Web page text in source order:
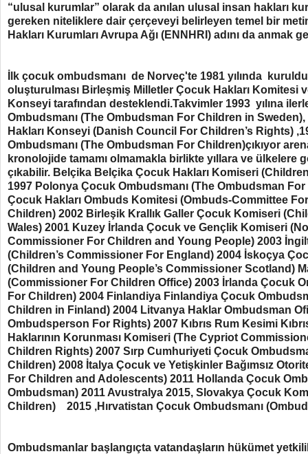
“ulusal kurumlar” olarak da anılan ulusal insan hakları
gereken niteliklere dair çerçeveyi belirleyen temel bir
Hakları Kurumları Avrupa Ağı (ENNHRI) adını da anmak
İlk çocuk ombudsmanı de Norveç'te 1981 yılında
oluşturulması Birleşmiş Milletler Çocuk Hakları Komitesi
Konseyi tarafından desteklendi.Takvimler 1993 yılına
Ombudsmanı (The Ombudsman For Children in
Hakları Konseyi (Danish Council For Children’s Rights)
Ombudsmanı (The Ombudsman For Children)çıkıyor
kronolojide tamamı olmamakla birlikte yıllara ve ülkelere
çıkabilir. Belçika Belçika Çocuk Hakları Komiseri
1997 Polonya Çocuk Ombudsmanı (The Ombudsman
Çocuk Hakları Ombuds Komitesi (Ombuds-Committee
Children) 2002 Birleşik Krallık Galler Çocuk Komiseri
Wales) 2001 Kuzey İrlanda Çocuk ve Gençlik Komiseri
Commissioner For Children and Young People) 2003
(Children’s Commissioner For England) 2004 İskoçya
(Children and Young People’s Commissioner Scotland)
(Commissioner For Children Office) 2003 İrlanda Çocuk
For Children) 2004 Finlandiya Finlandiya Çocuk
Children in Finland) 2004 Litvanya Haklar Ombudsman
Ombudsperson For Rights) 2007 Kıbrıs Rum Kesimi
Haklarının Korunması Komiseri (The Cypriot
Children Rights) 2007 Sırp Cumhuriyeti Çocuk
Children) 2008 İtalya Çocuk ve Yetişkinler Bağımsız
For Children and Adolescents) 2011 Hollanda Çocuk
Ombudsman) 2011 Avustralya 2015, Slovakya Çocuk
Children) 2015 ,Hırvatistan Çocuk Ombudsmanı
Ombudsmanlar başlangıçta vatandaşların hükümet